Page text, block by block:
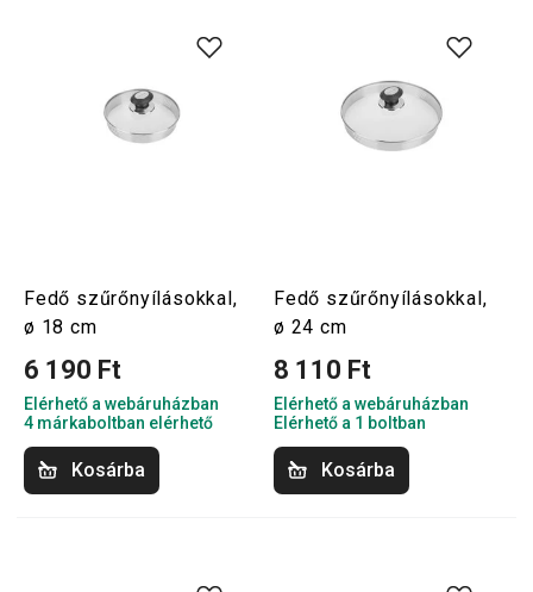
Fedő szűrőnyílásokkal,
ø 18 cm
6 190 Ft
Elérhető a webáruházban
4 márkaboltban elérhető
Kosárba
Fedő szűrőnyílásokkal,
ø 24 cm
8 110 Ft
Elérhető a webáruházban
Elérhető a 1 boltban
Kosárba